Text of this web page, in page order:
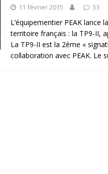
11 février 2015 33
L’équipementier PEAK lance
territoire français : la TP9-II,
La TP9-II est la 2ème «
collaboration avec PEAK. Le